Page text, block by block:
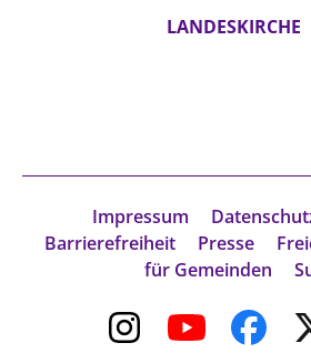
LANDESKIRCHE
Impressum
Barrierefreiheit
Presse
für Gemeinden